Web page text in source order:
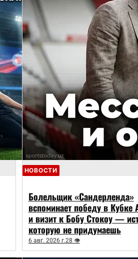
НОВОСТИ
Болельщик «Сандерленда»
вспоминает победу в Кубке
и визит к Бобу Стокоу —
которую не придумаешь
6 авг. 2026 г.28 👁